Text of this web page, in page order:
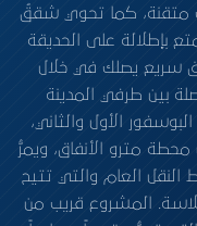
متقنة، كما تحوي شققُ
بإطلالة على الحديقة
سريع يصلك في خلال
بين طرفي المدينة
الأول والثاني،
مترو الأنفاق، ويمرُّ
العام والتي تتيح
المشروع قريب من